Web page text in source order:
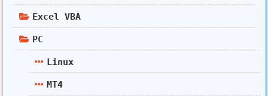
Excel VBA
PC
Linux
MT4